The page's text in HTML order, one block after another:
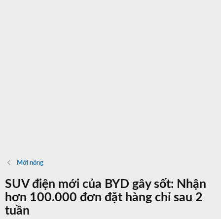
Mới nóng
SUV điện mới của BYD gây sốt: Nhận
hơn 100.000 đơn đặt hàng chỉ sau 2
tuần